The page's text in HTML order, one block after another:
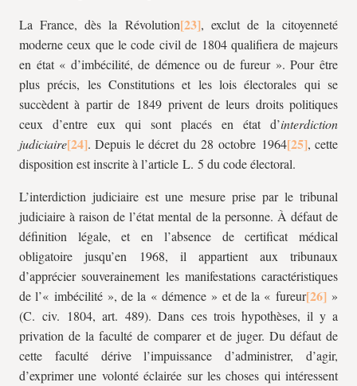
La France, dès la Révolution
, exclut de la citoyenneté
moderne ceux que le code civil de 1804 qualifiera de majeurs
en état « d’imbécilité, de démence ou de fureur ». Pour être
plus précis, les Constitutions et les lois électorales qui se
succèdent à partir de 1849 privent de leurs droits politiques
ceux d’entre eux qui sont placés en état d’interdiction
judiciaire
. Depuis le décret du 28 octobre 1964
, cette
disposition est inscrite à l’article L. 5 du code électoral.
L’interdiction judiciaire est une mesure prise par le tribunal
judiciaire à raison de l’état mental de la personne. À défaut de
définition légale, et en l’absence de certificat médical
obligatoire jusqu’en 1968, il appartient aux tribunaux
d’apprécier souverainement les manifestations caractéristiques
de l’« imbécilité », de la « démence » et de la « fureur
»
(C. civ. 1804, art. 489). Dans ces trois hypothèses, il y a
privation de la faculté de comparer et de juger. Du défaut de
cette faculté dérive l’impuissance d’administrer, d’agir,
d’exprimer une volonté éclairée sur les choses qui intéressent